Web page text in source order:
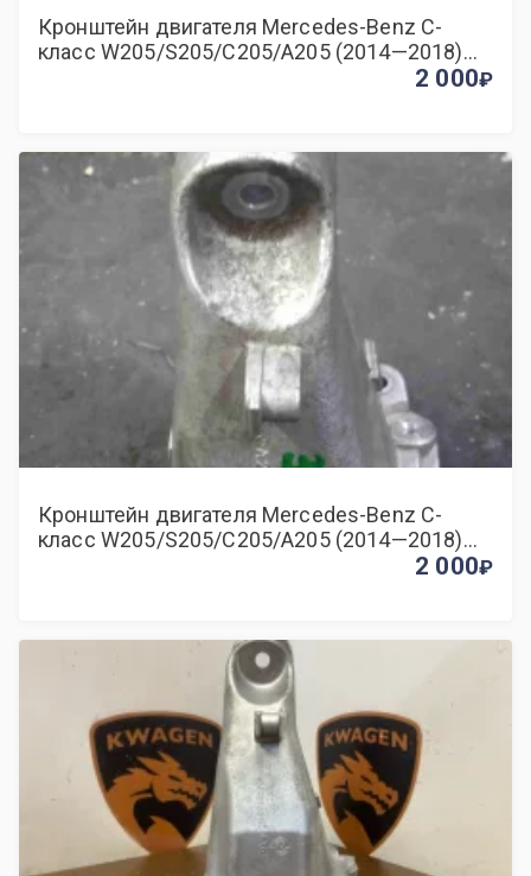
Кронштейн двигателя Mercedes-Benz C-
класс W205/S205/C205/A205 (2014—2018)
2 000
Кронштейн двигателя Mercedes-Benz C-
класс W205/S205/C205/A205 (2014—2018)
2 000